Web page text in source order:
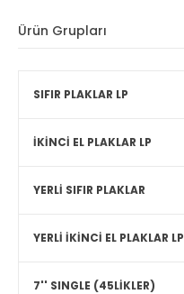
Ürün Grupları
SIFIR PLAKLAR LP
İKİNCİ EL PLAKLAR LP
YERLİ SIFIR PLAKLAR
YERLİ İKİNCİ EL PLAKLAR LP
7'' SINGLE (45LİKLER)